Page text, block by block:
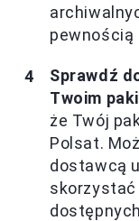
pewnością
Sprawdź
Twoim
że Twój
Polsat.
dostawcą